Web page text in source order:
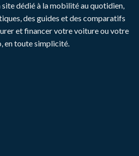
dédié à la mobilité au quotidien,
des guides et des comparatifs
et financer votre voiture ou votre
en toute simplicité.